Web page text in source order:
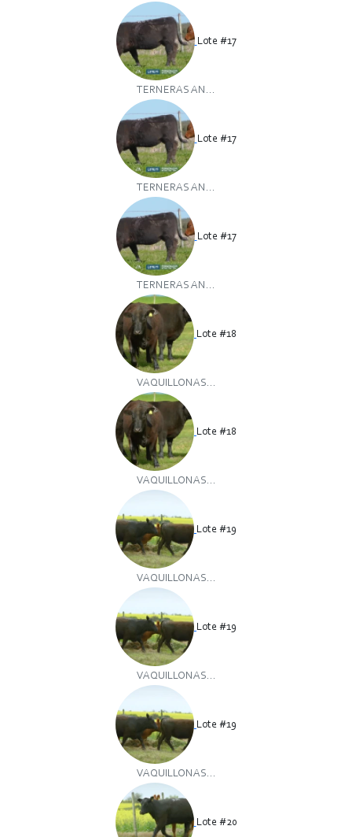
Lote #17
TERNERAS AN...
Lote #17
TERNERAS AN...
Lote #17
TERNERAS AN...
Lote #18
VAQUILLONAS...
Lote #18
VAQUILLONAS...
Lote #19
VAQUILLONAS...
Lote #19
VAQUILLONAS...
Lote #19
VAQUILLONAS...
Lote #20